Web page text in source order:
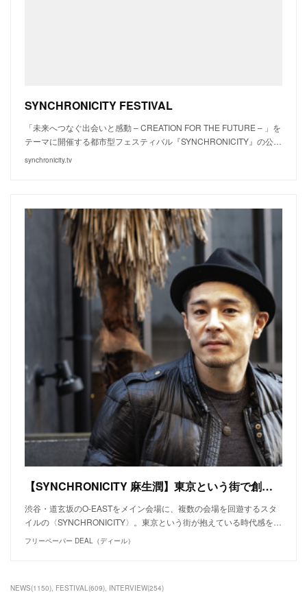
SYNCHRONICITY FESTIVAL
「未来へつなぐ出会いと感動 – CREATION FOR THE FUTURE – 」を
テーマに開催する都市型フェスティバル『SYNCHRONICITY』の公…
synchronicity.tv
【SYNCHRONICITY 麻生潤】東京という街で創出される 音楽やアートとの出会い。
渋谷・道玄坂のO-EASTをメイン会場に、複数の会場を回遊するスタ
イルの〈SYNCHRONICITY〉。東京という街が抱えている時代感を…
フリーペーパー DEAL（ディール）
NEWS(1150) FESTIVAL(609) INTERVIEW(254)